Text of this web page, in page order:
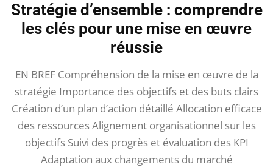
Stratégie d’ensemble : comprendre
les clés pour une mise en œuvre
réussie
EN BREF Compréhension de la mise en œuvre de la
stratégie Importance des objectifs et des buts clairs
Création d’un plan d’action détaillé Allocation efficace
des ressources Alignement organisationnel sur les
objectifs Suivi des progrès et évaluation des KPI
Adaptation aux changements du marché